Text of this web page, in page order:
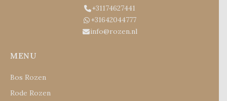
+31174627441
+31642044777
info@rozen.nl
MENU
Bos Rozen
Rode Rozen